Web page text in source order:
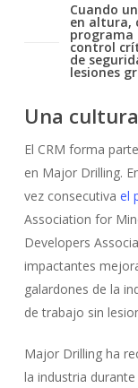
Cuando
en altura,
programa
control
de
lesiones
Una
El CRM forma
en Major Drilling.
vez consecutiva el
Association for
Developers
impactantes
galardones de la
de trabajo sin
Major Drilling ha
la industria